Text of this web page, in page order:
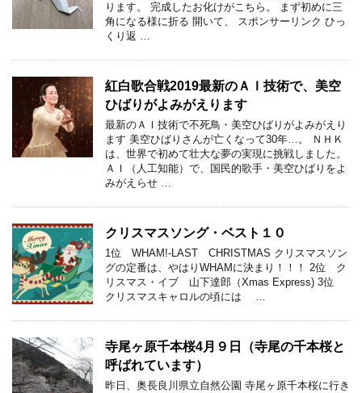
ります。 完成したお化けがこちら。 まず初めに三
角になる様に折る 開いて、 スポンサーリンク ひっ
くり返 …
紅白歌合戦2019最新のＡＩ技術で、美空
ひばりがよみがえります
最新のＡＩ技術で不死鳥・美空ひばりがよみがえり
ます 美空ひばりさんが亡くなって30年…。 ＮＨＫ
は、世界で初めて壮大な夢の実現に挑戦しました。
ＡＩ（人工知能）で、国民的歌手・美空ひばりをよ
みがえらせ …
クリスマスソング・ベスト１０
1位 WHAM!-LAST CHRISTMAS クリスマスソン
グの定番は、やはりWHAMに決まり！！！ 2位 ク
リスマス・イブ 山下達郎（Xmas Express) 3位
クリスマスキャロルの頃には …
寺尾ヶ原千本桜4月９日（寺尾の千本桜と
呼ばれています）
昨日、奥長良川県立自然公園 寺尾ヶ原千本桜に行き